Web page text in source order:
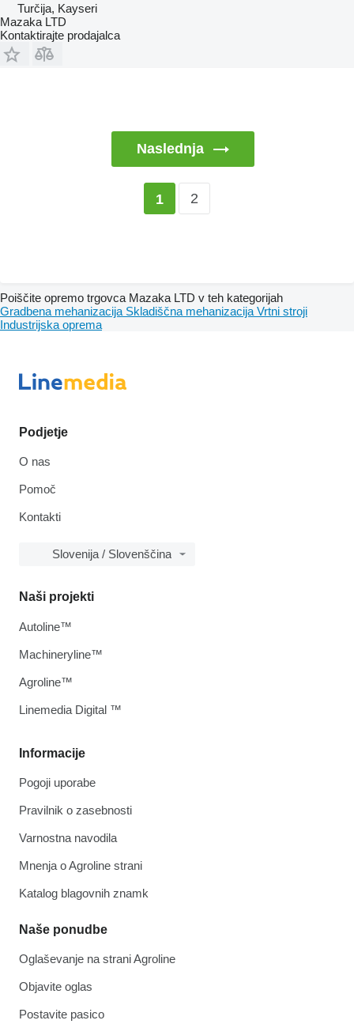
Turčija, Kayseri
Mazaka LTD
Kontaktirajte prodajalca
Naslednja
1 2
Poiščite opremo trgovca Mazaka LTD v teh kategorijah
Gradbena mehanizacija Skladiščna mehanizacija Vrtni stroji
Industrijska oprema
Podjetje
O nas
Pomoč
Kontakti
Slovenija / Slovenščina
Informacije
Pogoji uporabe
Pravilnik o zasebnosti
Varnostna navodila
Mnenja o Agroline strani
Katalog blagovnih znamk
Naše ponudbe
Oglaševanje na strani Agroline
Objavite oglas
Postavite pasico
Naši projekti
Autoline™
Machineryline™
Agroline™
Linemedia Digital ™